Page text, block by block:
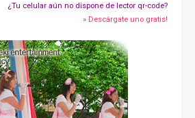
¿Tu celular aún no dispone de lector qr-code?
» Descárgate uno gratis!